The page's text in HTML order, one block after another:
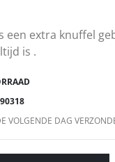
een extra knuffel
is .
VOLGENDE DAG